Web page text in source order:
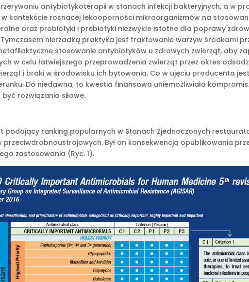
antybiotykoterapii w stanach infekcji bakteryjnych, a w
kontekście rosnącej lekooporności mikroorganizmów na
oraz probiotyki i prebiotyki niezwykle istotne dla poprawy
nierzadką praktyka jest traktowanie warzyw środkami
stosowanie antybiotyków u zdrowych zwierząt, aby
w celu łatwiejszego przeprowadzenia zwierząt przez okres
i braki w środowisku ich bytowania. Co w ujęciu producenta
Do niedawna, to kwestia finansowa uniemożliwiała
rozwiązania siłowe.
podający ranking popularnych w Stanach Zjednoczonych
Był on konsekwencją opublikowania
zastosowania (Ryc. 1).